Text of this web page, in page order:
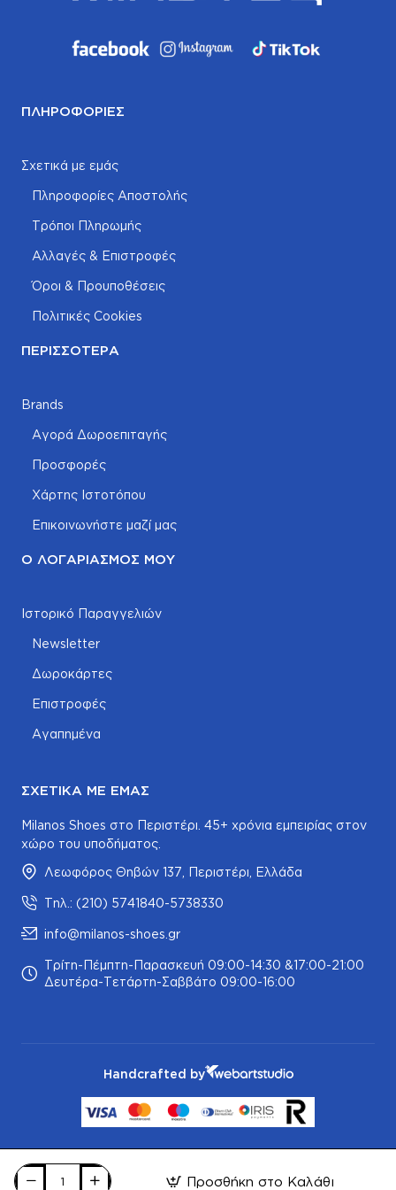
Προσθήκη στο Καλάθι
ΠΛΗΡΟΦΟΡΊΕΣ
Σχετικά με εμάς
Πληροφορίες Αποστολής
Τρόποι Πληρωμής
Αλλαγές & Επιστροφές
Όροι & Προυποθέσεις
Πολιτικές Cookies
ΠΕΡΙΣΣΌΤΕΡΑ
Brands
Αγορά Δωροεπιταγής
Προσφορές
Χάρτης Ιστοτόπου
Επικοινωνήστε μαζί μας
Ο ΛΟΓΑΡΙΑΣΜΌΣ ΜΟΥ
Ιστορικό Παραγγελιών
Newsletter
Δωροκάρτες
Επιστροφές
Αγαπημένα
ΣΧΕΤΙΚΆ ΜΕ ΕΜΆΣ
Milanos Shoes στο Περιστέρι. 45+ χρόνια εμπειρίας στον
χώρο του υποδήματος.
Λεωφόρος Θηβών 137, Περιστέρι, Ελλάδα
Τηλ.: (210) 5741840-5738330
info@milanos-shoes.gr
Τρίτη-Πέμπτη-Παρασκευή 09:00-14:30 &17:00-21:00
Δευτέρα-Τετάρτη-Σαββάτο 09:00-16:00
Handcrafted by